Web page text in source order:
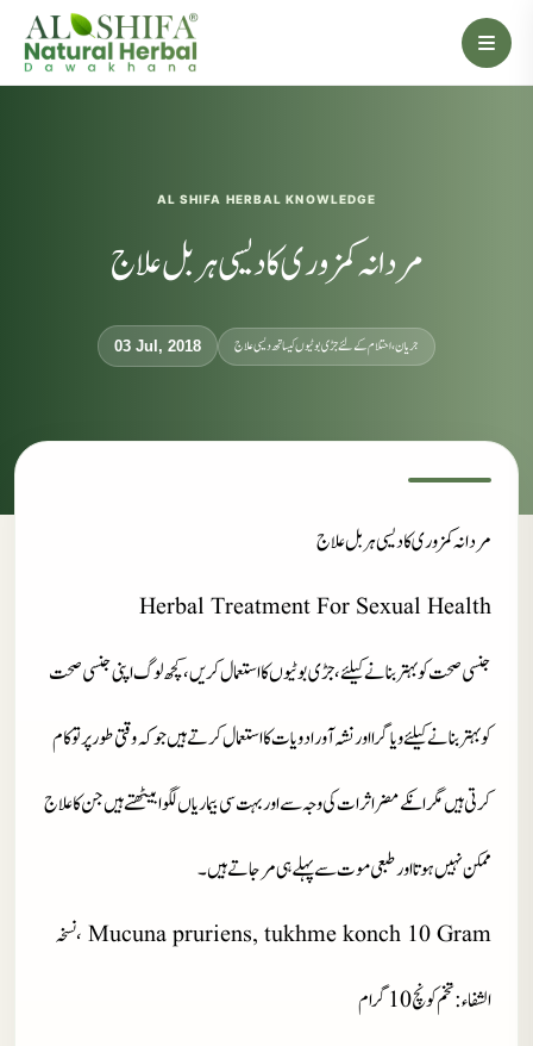
AL SHIFA HERBAL KNOWLEDGE
مردانہ کمزوری کا دیسی ہربل علاج
03 Jul, 2018 جریان، احتلام کےلئے جڑی بوٹیوں کیساتھ دیسی علاج
مردانہ کمزوری کا دیسی ہربل علاج
Herbal Treatment For Sexual Health
جنسی صحت کو بہتر بنانے کیلئے، جڑی بوٹیوں کا استعمال کریں، کچھ لوگ اپنی جنسی صحت
کو بہتر بنانے کیلئے ویاگرا اور نشہ آور ادویات کا استعمال کرتے ہیں جو کہ وقتی طور پر تو کام
کرتی ہیں مگر انکے مضر اثرات کی وجہ سے اور بہت سی بیماریاں لگوا بیٹھتے ہیں جن کا علاج
ممکن نہیں ہوتا اور طبعی موت سے پہلے ہی مر جاتے ہیں۔
Mucuna pruriens, tukhme konch 10 Gram ، نسخہ
الشفاء: تخم کونچ 10
گرام